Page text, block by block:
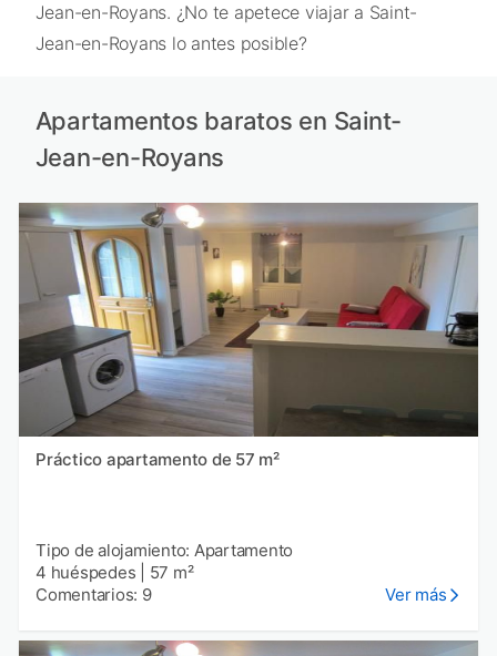
Jean-en-Royans. ¿No te apetece viajar a Saint-
Jean-en-Royans lo antes posible?
Apartamentos baratos en Saint-
Jean-en-Royans
Práctico apartamento de 57 m²
Tipo de alojamiento: Apartamento
4 huéspedes
57 m²
Comentarios: 9
Ver más